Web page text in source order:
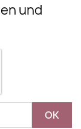
und